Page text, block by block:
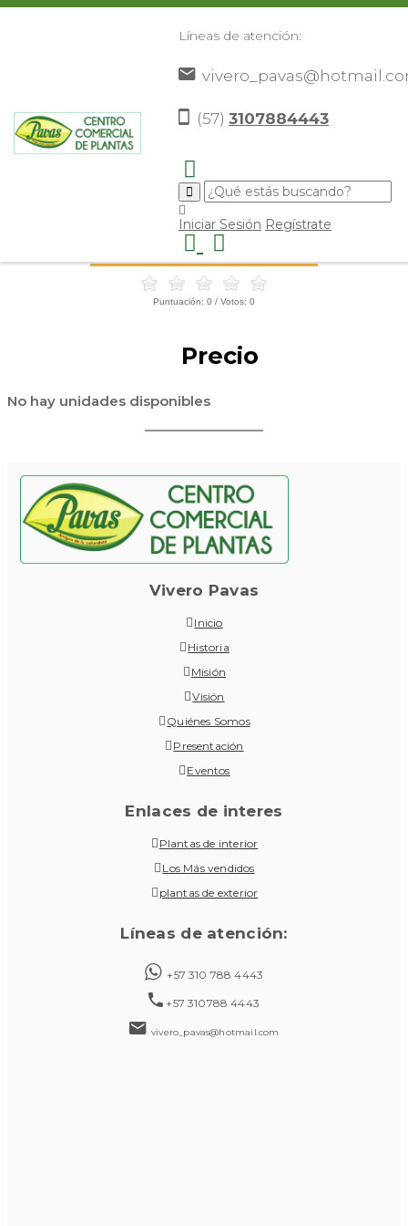
Líneas de atención:
(57) 3107884443
Iniciar Sesión Regístrate
Ref:
Puntuación: 0 / Votos: 0
Precio
No hay unidades disponibles
Vivero Pavas
Inicio
Historia
Misión
Visión
Quiénes Somos
Presentación
Eventos
Enlaces de interes
Plantas de interior
Los Más vendidos
plantas de exterior
Líneas de atención:
+57 310 788 4443
+57 310788 4443
vivero_pavas@hotmail.com